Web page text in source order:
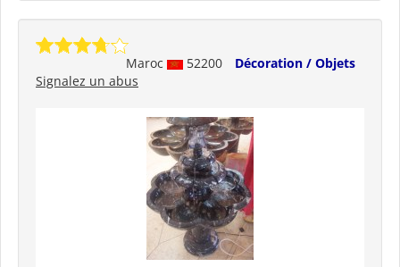
Maroc 52200
Décoration / Objets
Signalez un abus